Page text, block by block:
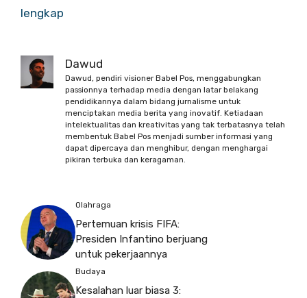
lengkap
Dawud
Dawud, pendiri visioner Babel Pos, menggabungkan
passionnya terhadap media dengan latar belakang
pendidikannya dalam bidang jurnalisme untuk
menciptakan media berita yang inovatif. Ketiadaan
intelektualitas dan kreativitas yang tak terbatasnya telah
membentuk Babel Pos menjadi sumber informasi yang
dapat dipercaya dan menghibur, dengan menghargai
pikiran terbuka dan keragaman.
Olahraga
Pertemuan krisis FIFA:
Presiden Infantino berjuang
untuk pekerjaannya
Budaya
Kesalahan luar biasa 3: